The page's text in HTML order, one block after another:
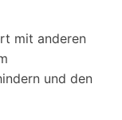
mit anderen
und den